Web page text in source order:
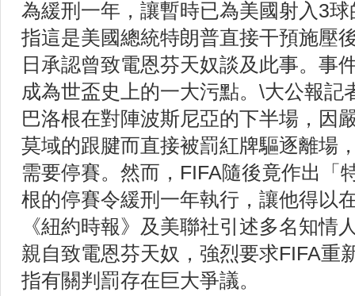
為緩刑一年，讓暫時已為美國射入3
指這是美國總統特朗普直接干預施壓
日承認曾致電恩芬天奴談及此事。事
成為世盃史上的一大污點。\大公報
巴洛根在對陣波斯尼亞的下半場，因
莫域的跟腱而直接被罰紅牌驅逐離場
需要停賽。然而，FIFA隨後竟作出「
根的停賽令緩刑一年執行，讓他得以
《紐約時報》及美聯社引述多名知情
親自致電恩芬天奴，強烈要求FIFA重
指有關判罰存在巨大爭議。